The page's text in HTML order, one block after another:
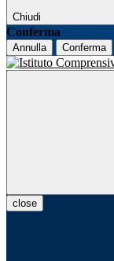
Chiudi
Conferma
Annulla Conferma
close